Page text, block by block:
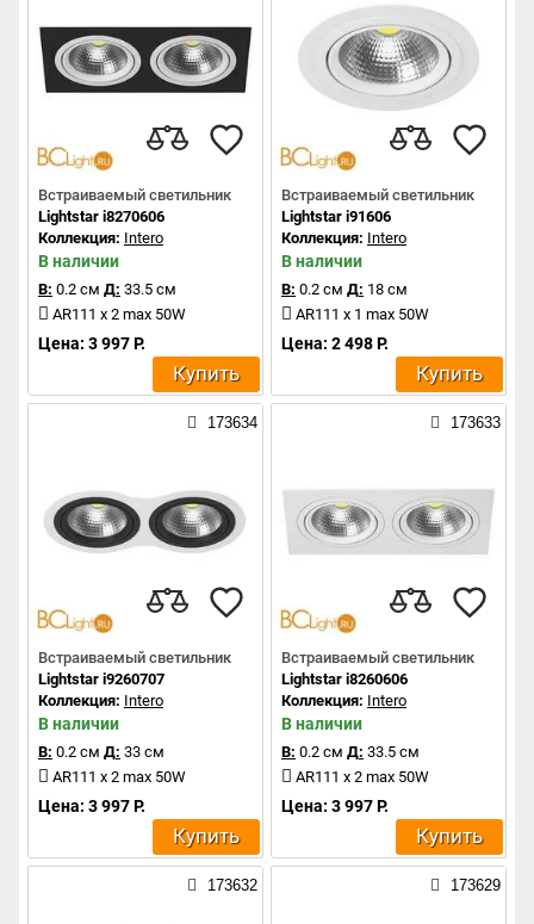
Встраиваемый светильник
Lightstar i8270606
Коллекция: Intero
В наличии
В: 0.2 см Д: 33.5 см
AR111 x 2 max 50W
Цена: 3 997 Р.
Купить
Встраиваемый светильник
Lightstar i91606
Коллекция: Intero
В наличии
В: 0.2 см Д: 18 см
AR111 x 1 max 50W
Цена: 2 498 Р.
Купить
173634
Встраиваемый светильник
Lightstar i9260707
Коллекция: Intero
В наличии
В: 0.2 см Д: 33 см
AR111 x 2 max 50W
Цена: 3 997 Р.
Купить
173633
Встраиваемый светильник
Lightstar i8260606
Коллекция: Intero
В наличии
В: 0.2 см Д: 33.5 см
AR111 x 2 max 50W
Цена: 3 997 Р.
Купить
173632 173629